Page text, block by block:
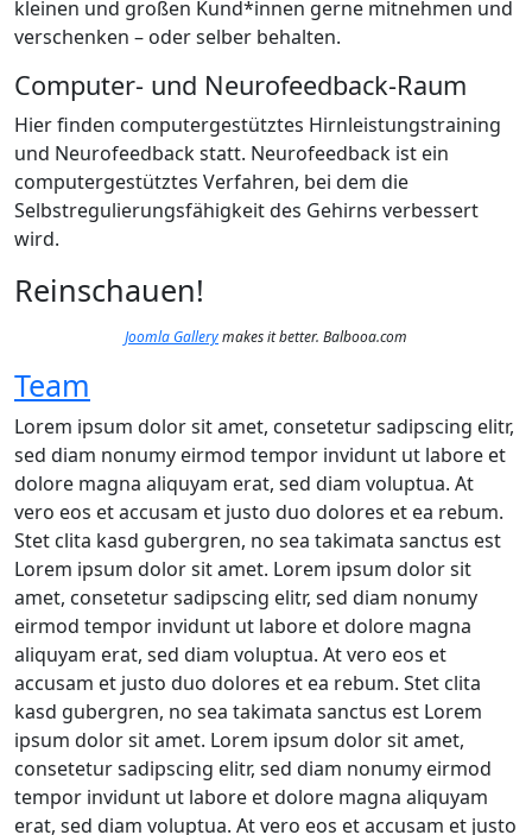
kleinen und großen Kund*innen gerne mitnehmen und
verschenken – oder selber behalten.
Computer- und Neurofeedback-Raum
Hier finden computergestütztes Hirnleistungstraining
und Neurofeedback statt. Neurofeedback ist ein
computergestütztes Verfahren, bei dem die
Selbstregulierungsfähigkeit des Gehirns verbessert
wird.
Reinschauen!
Joomla Gallerymakes it better. Balbooa.com
Team
Lorem ipsum dolor sit amet, consetetur sadipscing elitr,
sed diam nonumy eirmod tempor invidunt ut labore et
dolore magna aliquyam erat, sed diam voluptua. At
vero eos et accusam et justo duo dolores et ea rebum.
Stet clita kasd gubergren, no sea takimata sanctus est
Lorem ipsum dolor sit amet. Lorem ipsum dolor sit
amet, consetetur sadipscing elitr, sed diam nonumy
eirmod tempor invidunt ut labore et dolore magna
aliquyam erat, sed diam voluptua. At vero eos et
accusam et justo duo dolores et ea rebum. Stet clita
kasd gubergren, no sea takimata sanctus est Lorem
ipsum dolor sit amet. Lorem ipsum dolor sit amet,
consetetur sadipscing elitr, sed diam nonumy eirmod
tempor invidunt ut labore et dolore magna aliquyam
erat, sed diam voluptua. At vero eos et accusam et justo